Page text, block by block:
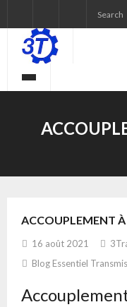
ACCOUPLEMENT
16 août 2021
Blog Essentiel